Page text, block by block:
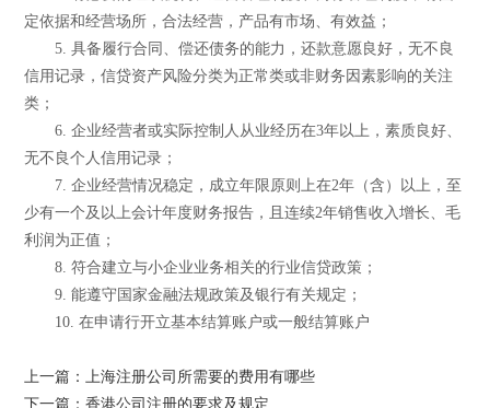
定依据和经营场所，合法经营，产品有市场、有效益；
5. 具备履行合同、偿还债务的能力，还款意愿良好，无不良
信用记录，信贷资产风险分类为正常类或非财务因素影响的关注
类；
6. 企业经营者或实际控制人从业经历在3年以上，素质良好、
无不良个人信用记录；
7. 企业经营情况稳定，成立年限原则上在2年（含）以上，至
少有一个及以上会计年度财务报告，且连续2年销售收入增长、毛
利润为正值；
8. 符合建立与小企业业务相关的行业信贷政策；
9. 能遵守国家金融法规政策及银行有关规定；
10. 在申请行开立基本结算账户或一般结算账户
上一篇：上海注册公司所需要的费用有哪些
下一篇：香港公司注册的要求及规定